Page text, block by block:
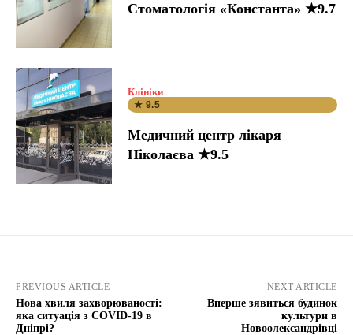
Стоматологія «Константа» ★9.7
Клініки
★ 9.5
Медичний центр лікаря
Ніколаєва ★9.5
PREVIOUS ARTICLE
Нова хвиля захворюваності:
яка ситуація з COVID-19 в
Дніпрі?
NEXT ARTICLE
Вперше зявиться будинок
культури в
Новоолександрівці